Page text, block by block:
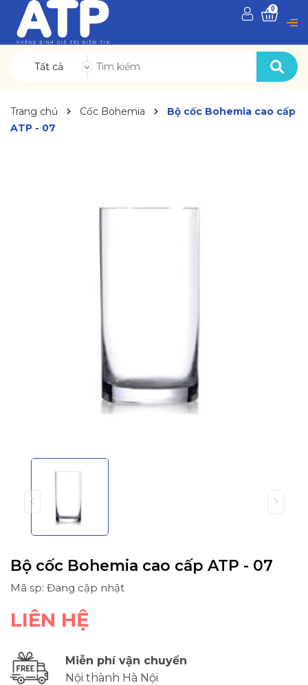
Tất cả
0
Trang chủ Cốc Bohemia
Bộ cốc Bohemia cao cấp
ATP - 07
Bộ cốc Bohemia cao cấp ATP - 07
Mã sp: Đang cập nhật
LIÊN HỆ
Miễn phí vận chuyển
Nội thành Hà Nội